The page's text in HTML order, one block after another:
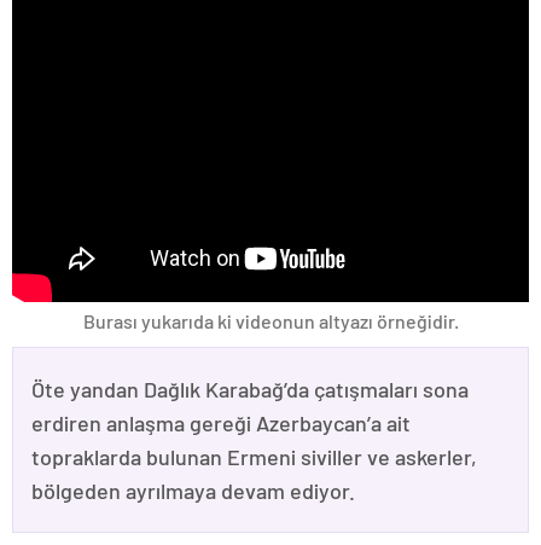
Burası yukarıda ki videonun altyazı örneğidir.
Öte yandan Dağlık Karabağ’da çatışmaları sona
erdiren anlaşma gereği Azerbaycan’a ait
topraklarda bulunan Ermeni siviller ve askerler,
bölgeden ayrılmaya devam ediyor.